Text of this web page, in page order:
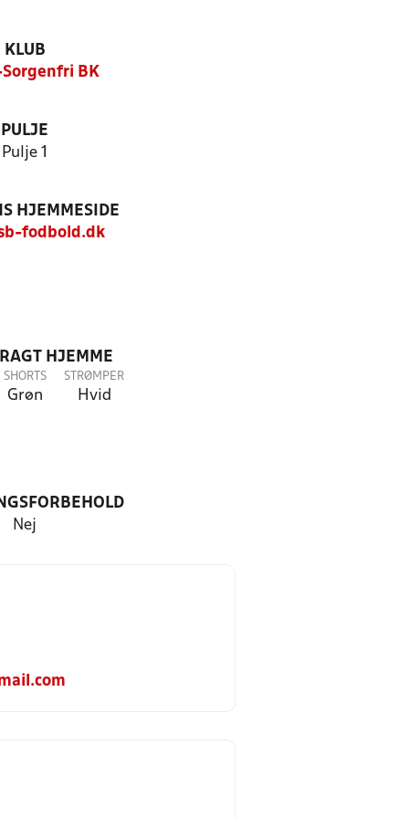
KLUB
BK
PULJE
Pulje 1
HJEMMESIDE
fodbold.dk
HJEMME
SHORTS
Grøn
STRØMPER
Hvid
Nej